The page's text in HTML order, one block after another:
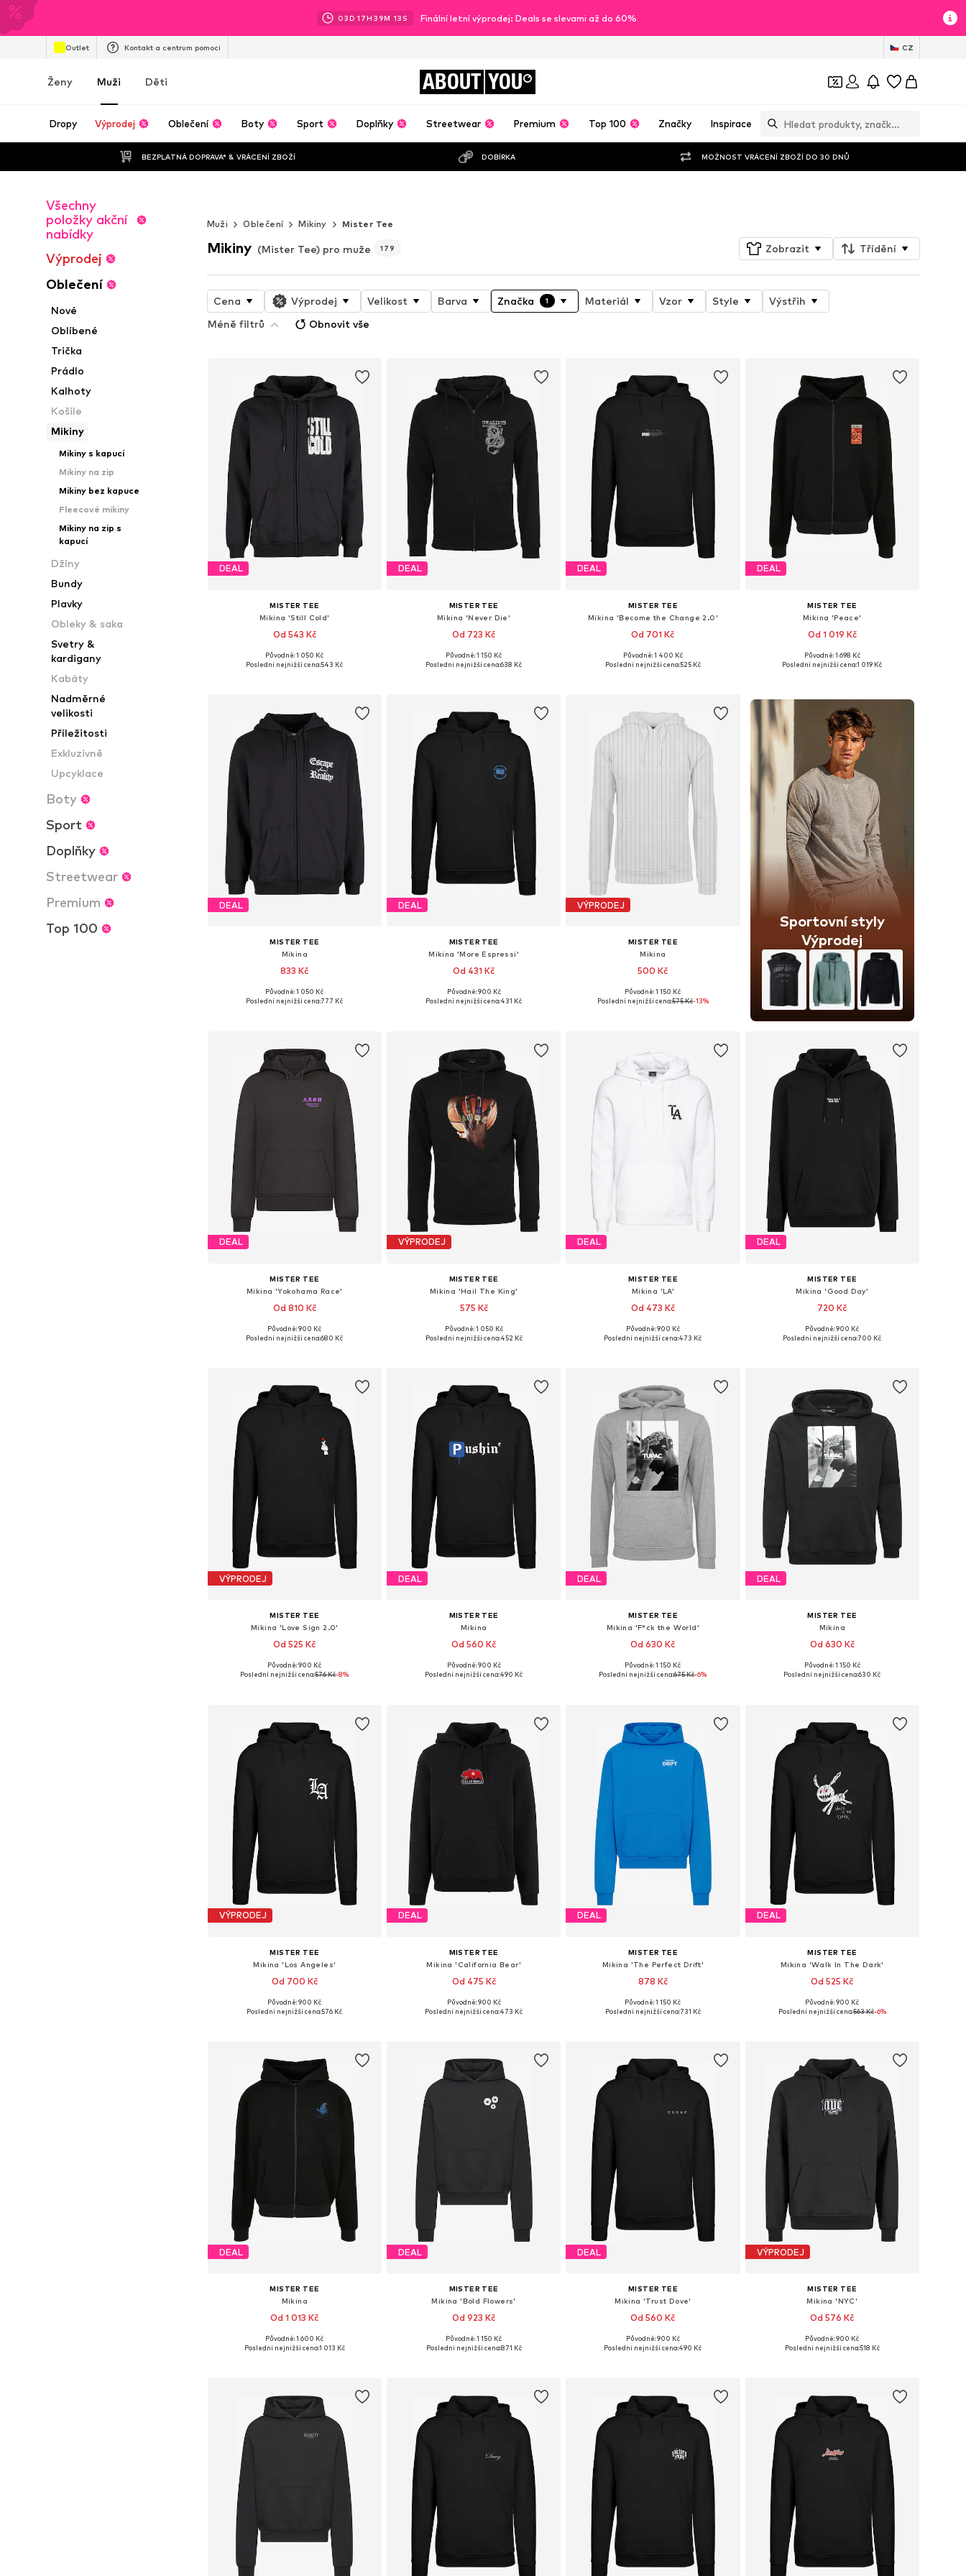
03D 17H 39M 12 S Finální letní výprodej: Deals se slevami až do 60%
Outlet Kontakt a centrum pomoci CZ
Ženy Muži Děti ABOUT YOU
Dropy Výprodej Oblečení Boty Sport Doplňky Streetwear Premium Top 100 Značky Inspirace
BEZPLATNÁ DOPRAVA* & VRÁCENÍ ZBOŽÍ DOBÍRKA MOŽNOST VRÁCENÍ ZBOŽÍ DO 30 DNŮ
Všechny
položky akční
nabídky
Výprodej
Oblečení
Nové
Oblíbené
Trička
Prádlo
Kalhoty
Košile
Mikiny
Mikiny s kapucí
Mikiny na zip
Mikiny bez kapuce
Fleecové mikiny
Mikiny na zip s
kapucí
Džíny
Bundy
Plavky
Obleky & saka
Svetry &
kardigany
Kabáty
Nadměrné
velikosti
Příležitosti
Exkluzivně
Upcyklace
Boty
Sport
Doplňky
Streetwear
Premium
Top 100
Muži
Oblečení Mikiny Mister Tee
Mikiny (Mister Tee) pro muže 179 Zobrazit Třídění
Cena Výprodej Velikost Barva Značka 1 Materiál Vzor Style
Výstřih
Méně filtrů
Obnovit vše
DEAL
MISTER TEE
Mikina 'Still Cold'
Od 543 Kč
Dostupné velikosti: S, M, L, XL, XXL, XXXL
Původně: 1 050 Kč
Poslední nejnižší cena:543 Kč
DEAL
MISTER TEE
Mikina 'Never Die'
Od 723 Kč
Dostupné v mnoha velikostech
Původně: 1 150 Kč
Poslední nejnižší cena:638 Kč
DEAL
MISTER TEE
Mikina 'Become the Change 2.0'
Od 701 Kč
Dostupné v mnoha velikostech
Původně: 1 400 Kč
Poslední nejnižší cena:525 Kč
DEAL
MISTER TEE
Mikina 'Peace'
Od 1 019 Kč
Dostupné velikosti: XS, S, M, L, XL, 5XL
Původně: 1 698 Kč
Poslední nejnižší cena:1 019 Kč
DEAL
MISTER TEE
Mikina
833 Kč
Dostupné velikosti: S, M, L, XXL
Původně: 1 050 Kč
Poslední nejnižší cena:777 Kč
DEAL
MISTER TEE
Mikina 'More Espressi'
Od 431 Kč
Dostupné velikosti: XS, S, M, L, XL, XXL
Původně: 900 Kč
Poslední nejnižší cena:431 Kč
VÝPRODEJ
MISTER TEE
Mikina
500 Kč
Dostupné velikosti: XS, S, M, L, XL, XXL
Původně: 1 150 Kč
Poslední nejnižší cena:575 Kč-13%
Sportovní styly
Výprodej
DEAL
MISTER TEE
Mikina 'Yokohama Race'
Od 810 Kč
Dostupné velikosti: XS, S, M, L, XL, XXL
Původně: 900 Kč
Poslední nejnižší cena:680 Kč
VÝPRODEJ
MISTER TEE
Mikina 'Hail The King'
575 Kč
Dostupné velikosti: XS, S, M, L, XL
Původně: 1 050 Kč
Poslední nejnižší cena:452 Kč
DEAL
MISTER TEE
Mikina 'LA'
Od 473 Kč
Dostupné v mnoha velikostech
Původně: 900 Kč
Poslední nejnižší cena:473 Kč
DEAL
MISTER TEE
Mikina 'Good Day'
720 Kč
Dostupné velikosti: S, M, L, XL
Původně: 900 Kč
Poslední nejnižší cena:700 Kč
VÝPRODEJ
MISTER TEE
Mikina 'Love Sign 2.0'
Od 525 Kč
Dostupné velikosti: XS, S, M, L, XXL
Původně: 900 Kč
Poslední nejnižší cena:576 Kč-8%
DEAL
MISTER TEE
Mikina
Od 560 Kč
Dostupné v mnoha velikostech
Původně: 900 Kč
Poslední nejnižší cena:490 Kč
DEAL
MISTER TEE
Mikina 'F*ck the World'
Od 630 Kč
Dostupné velikosti: XS, S, M, L, XL, XXL
Původně: 1 150 Kč
Poslední nejnižší cena:675 Kč-6%
DEAL
MISTER TEE
Mikina
Od 630 Kč
Dostupné v mnoha velikostech
Původně: 1 150 Kč
Poslední nejnižší cena:630 Kč
VÝPRODEJ
MISTER TEE
Mikina 'Los Angeles'
Od 700 Kč
Dostupné v mnoha velikostech
Původně: 900 Kč
Poslední nejnižší cena:576 Kč
DEAL
MISTER TEE
Mikina 'California Bear'
Od 475 Kč
Dostupné velikosti: S, M, L, XL, XXL, XXXL
Původně: 900 Kč
Poslední nejnižší cena:473 Kč
DEAL
MISTER TEE
Mikina 'The Perfect Drift'
878 Kč
Dostupné velikosti: S, M, L
Původně: 1 150 Kč
Poslední nejnižší cena:731 Kč
DEAL
MISTER TEE
Mikina 'Walk In The Dark'
Od 525 Kč
Dostupné v mnoha velikostech
Původně: 900 Kč
Poslední nejnižší cena:563 Kč-6%
DEAL
MISTER TEE
Mikina
Od 1 013 Kč
Dostupné velikosti: XS, S, M, L, XL, 5XL
Původně: 1 600 Kč
Poslední nejnižší cena:1 013 Kč
DEAL
MISTER TEE
Mikina 'Bold Flowers'
Od 923 Kč
Dostupné velikosti: XS, S, M, L, XL
Původně: 1 150 Kč
Poslední nejnižší cena:871 Kč
DEAL
MISTER TEE
Mikina 'Trust Dove'
Od 560 Kč
Dostupné velikosti: XS, M, L, XL, XXL, 4XL
Původně: 900 Kč
Poslední nejnižší cena:490 Kč
VÝPRODEJ
MISTER TEE
Mikina 'NYC'
Od 576 Kč
Dostupné velikosti: XS, S, M, L, XL
Původně: 900 Kč
Poslední nejnižší cena:518 Kč